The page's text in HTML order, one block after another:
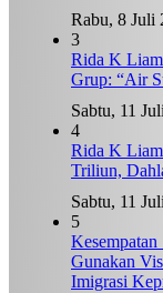
Rabu, 8 Juli
3
Rida K
Grup: “Air
Sabtu, 11
4
Rida K
Triliun,
Sabtu, 11
5
Gunakan
Imigrasi